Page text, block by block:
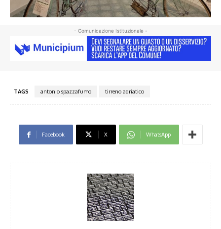
- Comunicazione Istituzionale -
TAGS antonio spazzafumo tirreno adriatico
Facebook X WhatsApp